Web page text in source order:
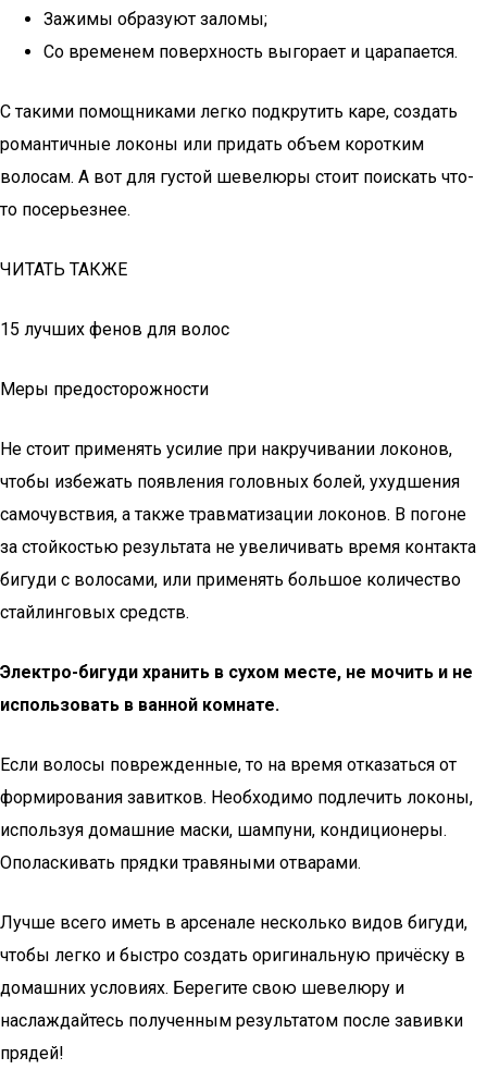
Зажимы образуют заломы;
Со временем поверхность выгорает и царапается.
С такими помощниками легко подкрутить каре, создать
романтичные локоны или придать объем коротким
волосам. А вот для густой шевелюры стоит поискать что-
то посерьезнее.
ЧИТАТЬ ТАКЖЕ
15 лучших фенов для волос
Меры предосторожности
Не стоит применять усилие при накручивании локонов,
чтобы избежать появления головных болей, ухудшения
самочувствия, а также травматизации локонов. В погоне
за стойкостью результата не увеличивать время контакта
бигуди с волосами, или применять большое количество
стайлинговых средств.
Электро-бигуди хранить в сухом месте, не мочить и не
использовать в ванной комнате.
Если волосы поврежденные, то на время отказаться от
формирования завитков. Необходимо подлечить локоны,
используя домашние маски, шампуни, кондиционеры.
Ополаскивать прядки травяными отварами.
Лучше всего иметь в арсенале несколько видов бигуди,
чтобы легко и быстро создать оригинальную причёску в
домашних условиях. Берегите свою шевелюру и
наслаждайтесь полученным результатом после завивки
прядей!